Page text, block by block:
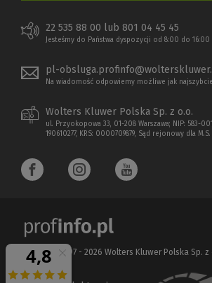
22 535 88 00 lub 801 04 45 45
Jesteśmy do Państwa dyspozycji od 8:00 do 16:00
pl-
Na wiadomość odpowiemy możliwe jak
Wolters Kluwer Polska Sp. z o.o.
ul. Przyokopowa 33, 01-208 Warszawa; NIP: 583-
190610277, KRS: 0000709879, Sąd rejonowy dla
Copyright 1997 - 2026 Wolters Kluwer Polska Sp. z